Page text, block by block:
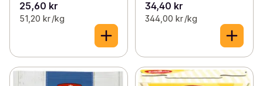
25,60 kr
51,20 kr /kg
34,40 kr
344,00 kr /kg